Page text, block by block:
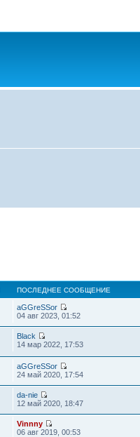
ПОСЛЕДНЕЕ СООБЩЕНИЕ
aGGreSSor
04 авг 2023, 01:52
Black
14 мар 2022, 17:53
aGGreSSor
24 май 2020, 17:54
da-nie
12 май 2020, 18:47
Vinnny
06 авг 2019, 00:53